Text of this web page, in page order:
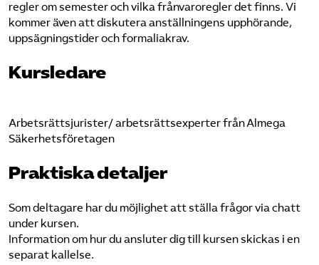
regler om semester och vilka frånvaroregler det finns. Vi
kommer även att diskutera anställningens upphörande,
uppsägningstider och formaliakrav.
Kursledare
Arbetsrättsjurister/ arbetsrättsexperter från Almega
Säkerhetsföretagen
Praktiska detaljer
Som deltagare har du möjlighet att ställa frågor via chatt
under kursen.
Information om hur du ansluter dig till kursen skickas i en
separat kallelse.